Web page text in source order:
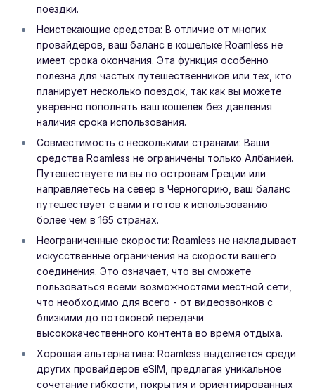
поездки.
Неистекающие средства: В отличие от многих
провайдеров, ваш баланс в кошельке Roamless не
имеет срока окончания. Эта функция особенно
полезна для частых путешественников или тех, кто
планирует несколько поездок, так как вы можете
уверенно пополнять ваш кошелёк без давления
наличия срока использования.
Совместимость с несколькими странами: Ваши
средства Roamless не ограничены только Албанией.
Путешествуете ли вы по островам Греции или
направляетесь на север в Черногорию, ваш баланс
путешествует с вами и готов к использованию
более чем в 165 странах.
Неограниченные скорости: Roamless не накладывает
искусственные ограничения на скорости вашего
соединения. Это означает, что вы сможете
пользоваться всеми возможностями местной сети,
что необходимо для всего - от видеозвонков с
близкими до потоковой передачи
высококачественного контента во время отдыха.
Хорошая альтернатива: Roamless выделяется среди
других провайдеров eSIM, предлагая уникальное
сочетание гибкости, покрытия и ориентиированных